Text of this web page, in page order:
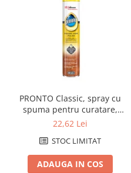
PRONTO Classic, spray cu
spuma pentru curatare,
stralucire si intretinere
suprafete (33590)
22,62 Lei
STOC LIMITAT
ADAUGA IN COS